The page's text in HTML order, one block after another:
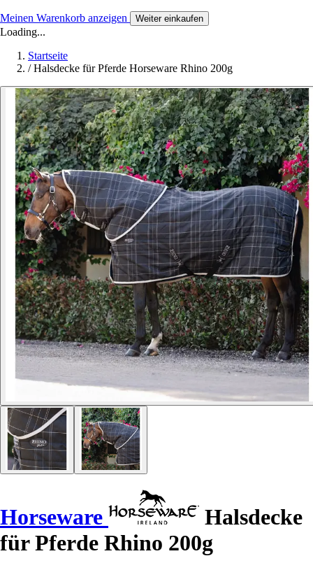
Meinen Warenkorb anzeigen Weiter einkaufen
Loading...
Startseite
/ Halsdecke für Pferde Horseware Rhino 200g
Horseware
Halsdecke
für Pferde Rhino 200g